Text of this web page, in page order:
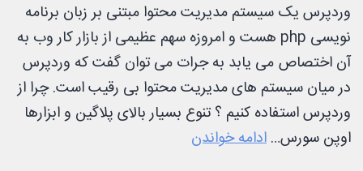
وردپرس یک سیستم مدیریت محتوا مبتنی بر زبان برنامه
نویسی php هست و امروزه سهم عظیمی از بازار کار وب به
آن اختصاص می یابد به جرات می توان گفت که وردپرس
در میان سیستم های مدیریت محتوا بی رقیب است. چرا از
وردپرس استفاده کنیم ؟ تنوع بسیار بالای پلاگین و ابزارها
اوپن سورس… ادامه خواندن